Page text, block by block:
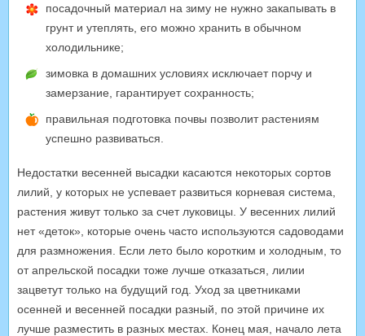
посадочный материал на зиму не нужно закапывать в
грунт и утеплять, его можно хранить в обычном
холодильнике;
зимовка в домашних условиях исключает порчу и
замерзание, гарантирует сохранность;
правильная подготовка почвы позволит растениям
успешно развиваться.
Недостатки весенней высадки касаются некоторых сортов
лилий, у которых не успевает развиться корневая система,
растения живут только за счет луковицы. У весенних лилий
нет «деток», которые очень часто используются садоводами
для размножения. Если лето было коротким и холодным, то
от апрельской посадки тоже лучше отказаться, лилии
зацветут только на будущий год. Уход за цветниками
осенней и весенней посадки разный, по этой причине их
лучше разместить в разных местах. Конец мая, начало лета